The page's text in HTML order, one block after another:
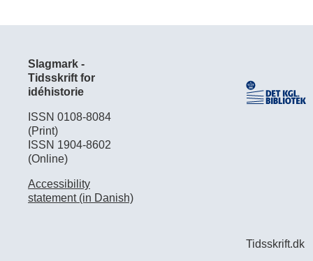
Slagmark -
Tidsskrift for
idéhistorie
ISSN 0108-8084
(Print)
ISSN 1904-8602
(Online)
Accessibility
statement (in Danish)